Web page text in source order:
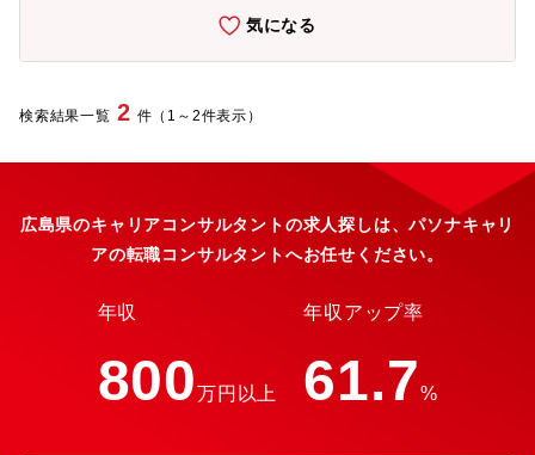
ング現在の就業状況の確認や今後のキャリアパスの相談などをお
伺いし、求職者の方がイキイキと働いていけるような職場をご紹
介します。長期的な活躍やその人の成長を見据えて、時には厳し
たお仕事をご提案していただきます。▼企業への人材ニーズの深
さい。スタッフと企業の双方が納得できるにはどうすべきかを考
気になる
検索結果一覧 2 件（1～2件表示）
広島県のキャリアコンサルタントの求人探しは、パソナキャリ
アの転職コンサルタントへお任せください。
年収
800万円以上
年収アップ率
61.7%